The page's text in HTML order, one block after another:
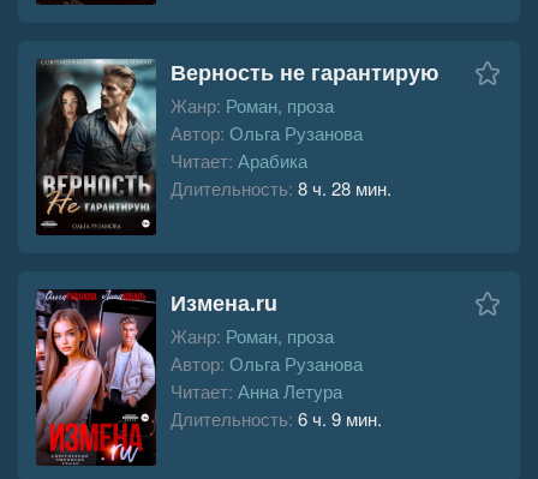
Верность не гарантирую
Жанр: Роман, проза
Автор: Ольга Рузанова
Читает: Арабика
Длительность: 8 ч. 28 мин.
Измена.ru
Жанр: Роман, проза
Автор: Ольга Рузанова
Читает: Анна Летура
Длительность: 6 ч. 9 мин.